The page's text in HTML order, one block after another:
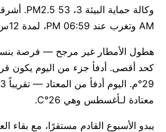
AM وتغرب عند 06:59 PM، لمدة 12س 8د من ضوء النهار.
معتادة لـأغسطس وهي 26°C.